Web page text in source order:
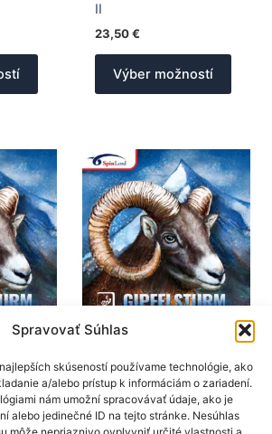
Spravovať Súhlas
skúseností používame technológie, ako
a/alebo prístup k informáciám o zariadení.
nám umožní spracovávať údaje, ako je
alebo jedinečné ID na tejto stránke. Nesúhlas
Tento
Možnosti
si
môžete
vybrať
na
stránke
produktu.
II
23,50€
Výber možností
Tento
si
vybrať
na
SpinLord
Poťahy na rakety
SpinLord poťah
Gipfelsturm